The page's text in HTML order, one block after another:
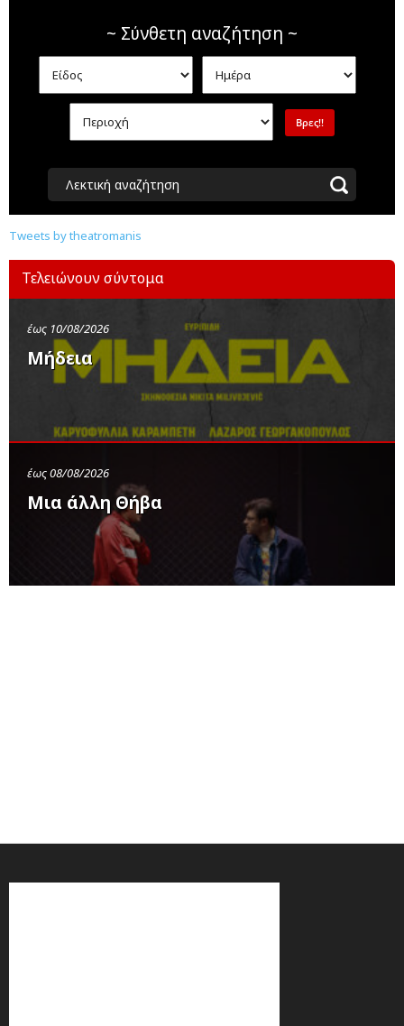
~ Σύνθετη αναζήτηση ~
Λεκτική αναζήτηση
Tweets by theatromanis
Τελειώνουν σύντομα
έως 10/08/2026
Μήδεια
έως 08/08/2026
Μια άλλη Θήβα